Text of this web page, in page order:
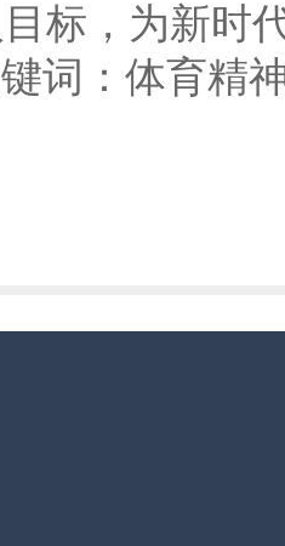
目标，为新时
词：体育精